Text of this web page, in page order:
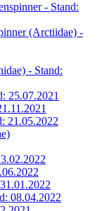
- Stand:
(Arctiidae) -
- Stand:
25.07.2021
21.05.2022
08.04.2022